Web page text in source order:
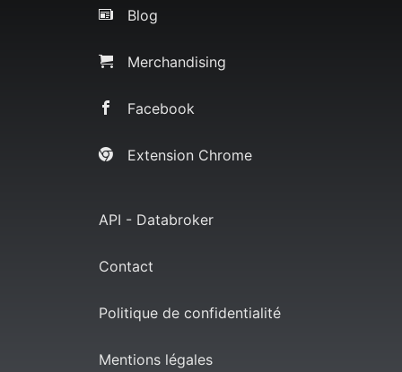
Blog
Merchandising
Facebook
Extension Chrome
API - Databroker
Contact
Politique de confidentialité
Mentions légales